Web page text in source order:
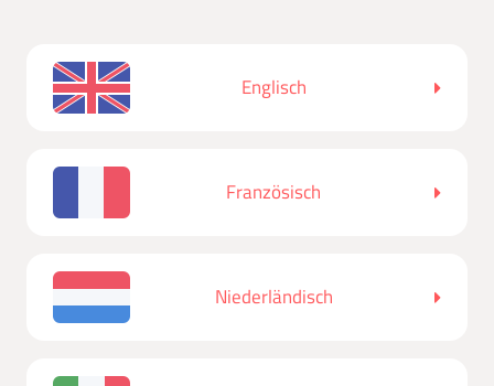
Englisch
Französisch
Niederländisch